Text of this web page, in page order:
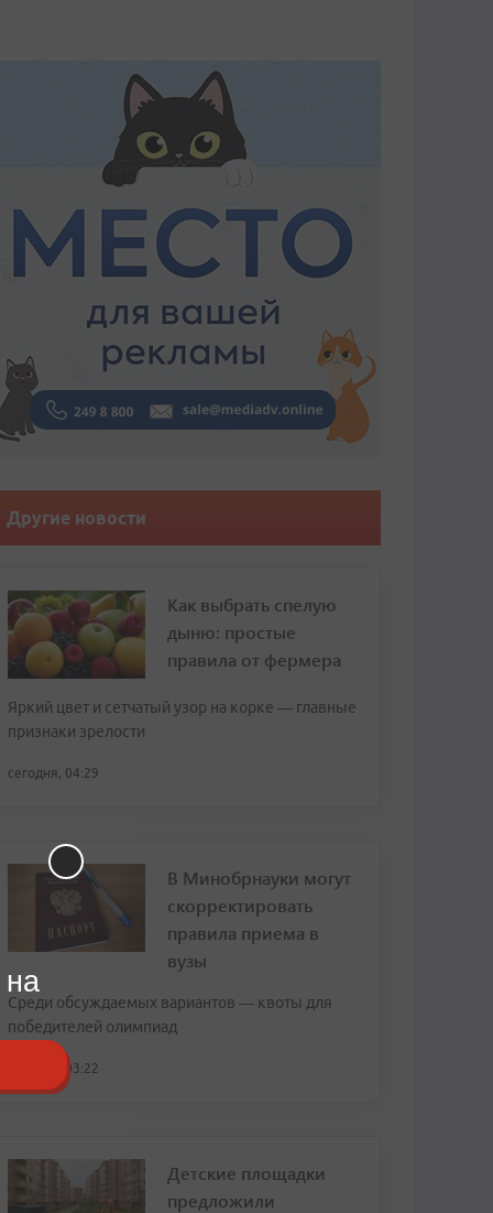
Другие новости
Как выбрать спелую
дыню: простые
правила от фермера
Яркий цвет и сетчатый узор на корке — главные
признаки зрелости
сегодня, 04:29
В Минобрнауки могут
скорректировать
правила приема в
вузы
Среди обсуждаемых вариантов — квоты для
победителей олимпиад
сегодня, 03:22
Детские площадки
предложили